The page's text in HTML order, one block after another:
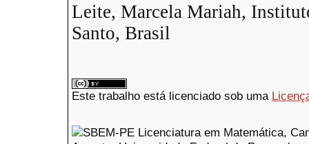
Leite, Marcela Mariah,
Santo, Brasil
Este trabalho está licenciado sob uma